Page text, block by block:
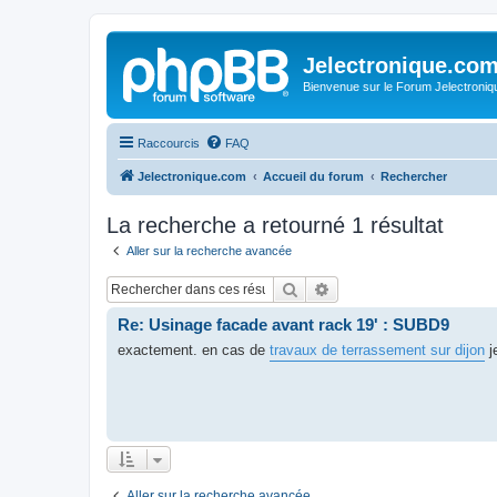
Jelectronique.com
Bienvenue sur le Forum
Raccourcis FAQ
Jelectronique.com Accueil du forum Rechercher
La recherche a retourné 1 résultat
Aller sur la recherche avancée
Rechercher
Re: Usinage facade avant rack 19' : SUBD9
exactement. en cas de travaux de terrassement sur dijon